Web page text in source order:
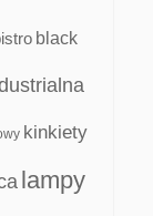
black
kinkiety
lampy